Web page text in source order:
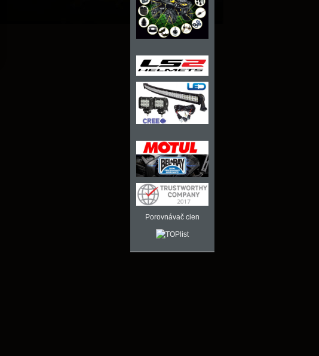
Porovnávač cien